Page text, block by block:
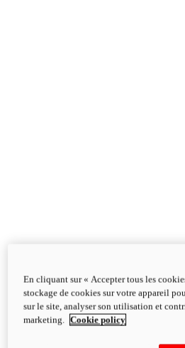
En cliquant sur « Accepter tous les
stockage de cookies sur votre appareil
sur le site, analyser son utilisation et
marketing.
Cookie policy